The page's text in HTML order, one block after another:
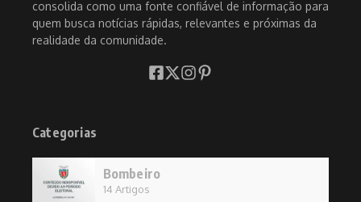
consolida como uma fonte confiável de informação para
quem busca notícias rápidas, relevantes e próximas da
realidade da comunidade.
Categorias
Bombeiro
14 Artigos